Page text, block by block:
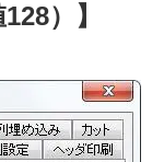
）】